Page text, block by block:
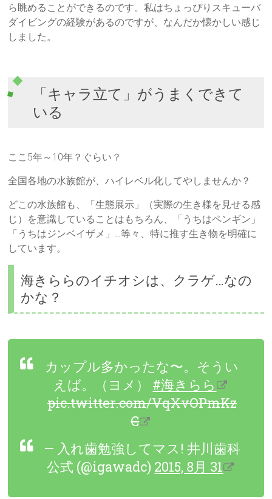
ら眺めることができるのです。私はちょっぴりスキューバ
ダイビングの経験があるのですが、なんだか懐かしい感じ
しました。
「キャラ立て」がうまくできて
いる
ここ5年～10年？ぐらい？
全国各地の水族館が、ハイレベル化してやしませんか？
どこの水族館も、「生態展示」（実際の生き様を見せる感
じ）を意識していることはもちろん、「うちはペンギン」
「うちはジンベイザメ」…等々、特に推す生き物を明確に
しています。
海きららのイチオシは、クラゲ…なの
かな？
カップル多かったな〜。そうい
えば。（ヨメ） #海きらら
pic.twitter.com/VqXvOPmKz
C
— 入れ歯勉強してマス! 井川歯科
公式 (@igawadc) 2015, 8月 31